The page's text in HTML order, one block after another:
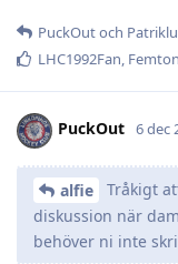
PuckOutoch
LHC1992Fan Femton
PuckOut 6 dec
alfie
Tråkigt
diskussion när
behöver ni inte